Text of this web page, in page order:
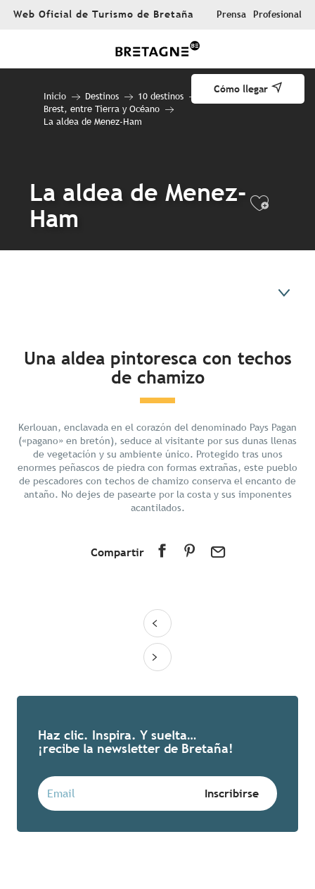
AllerWeb Oficial de Turismo de Bretaña Prensa Profesional
Cómo llegar
Inicio Destinos
10 destinos
Brest, entre Tierra y Océano
La aldea de Menez-Ham
La aldea de Menez-
Ham
Una aldea pintoresca con techos
de chamizo
Kerlouan, enclavada en el corazón del denominado Pays Pagan
(«pagano» en bretón), seduce al visitante por sus dunas llenas
de vegetación y su ambiente único. Protegido tras unos
enormes peñascos de piedra con formas extrañas, este pueblo
de pescadores con techos de chamizo conserva el encanto de
antaño. No dejes de pasearte por la costa y sus imponentes
acantilados.
Compartir
Haz clic. Inspira. Y suelta…
¡recibe la newsletter de Bretaña!